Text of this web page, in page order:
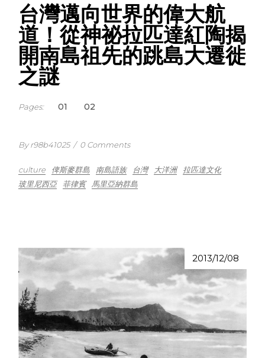
台灣邁向世界的偉大航
道！從神祕拉匹達紅陶揭
開南島祖先的跳島大遷徙
之謎
Pages: 1 2
By r98b41025 / 0 Comments
culture 俾斯麥群島 南島語族 台灣 大洋洲
拉匹達文化
玻里尼西亞
菲律賓 馬里亞納群島
2013/12/08